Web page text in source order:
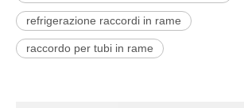
refrigerazione raccordi in rame
raccordo per tubi in rame